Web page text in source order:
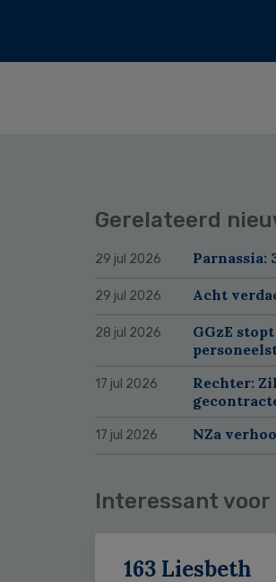
Gerelateerd
29 jul 2026 Parnassia:
29 jul 2026 Acht
28 jul 2026
GGzE
17 jul 2026
Rechter:
17 jul 2026 NZa
Interessant voor
163 Liesbeth